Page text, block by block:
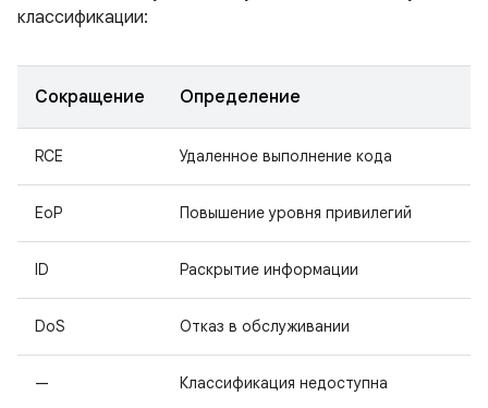
классификации:
Сокращение Определение
RCE Удаленное выполнение кода
EoP Повышение уровня привилегий
ID Раскрытие информации
DoS Отказ в обслуживании
— Классификация недоступна